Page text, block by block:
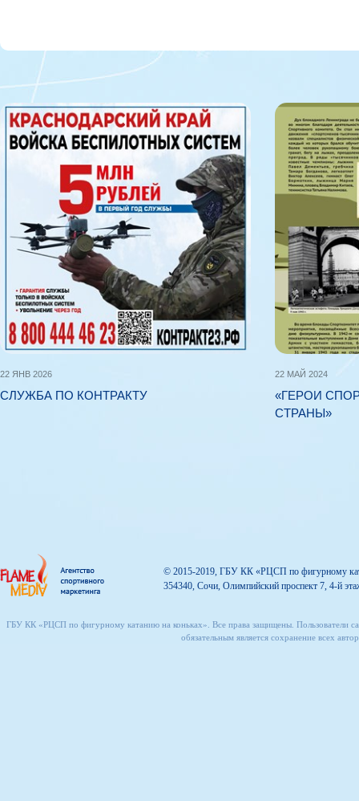
22 ЯНВ 2026
СЛУЖБА ПО КОНТРАКТУ
22 МАЙ 2024
«ГЕРОИ
СТРАНЫ»
© 2015-2019, ГБУ КК «РЦСП по фигурному
354340, Сочи, Олимпийский проспект 7, 4-й
ГБУ КК «РЦСП по фигурному катанию на коньках». Все права защищены. Пользователи
обязательным является сохранение всех